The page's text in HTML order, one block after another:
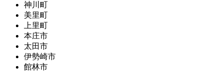
神川町
美里町
上里町
本庄市
太田市
伊勢崎市
館林市